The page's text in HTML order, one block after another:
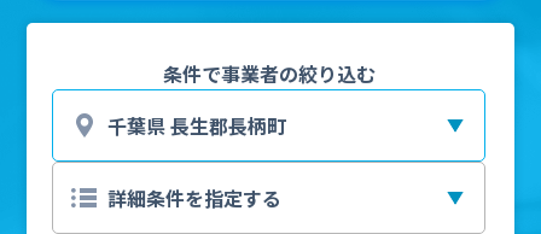
条件で事業者の絞り込む